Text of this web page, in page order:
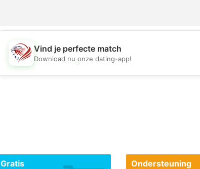
💖
Vind je perfecte match
Download nu onze dating-app!
Gratis Ondersteuning